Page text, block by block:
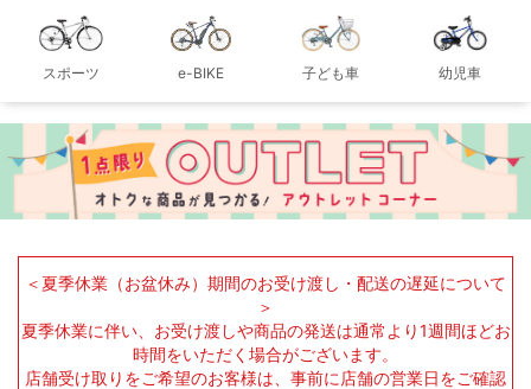
スポーツ e-BIKE 子ども車 幼児車
＜夏季休業（お盆休み）期間のお受け渡し・配送の遅延について
＞
夏季休業に伴い、お受け渡しや商品の発送は通常より1週間ほどお
時間をいただく場合がございます。
店舗受け取りをご希望のお客様は、事前に店舗の営業日をご確認